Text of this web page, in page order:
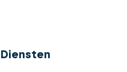
Diensten